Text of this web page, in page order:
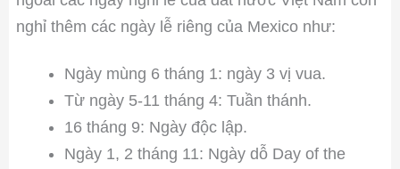
nghỉ thêm các ngày lễ riêng của Mexico như:
Ngày mùng 6 tháng 1: ngày 3 vị vua.
Từ ngày 5-11 tháng 4: Tuần thánh.
16 tháng 9: Ngày độc lập.
Ngày 1, 2 tháng 11: Ngày dỗ Day of the